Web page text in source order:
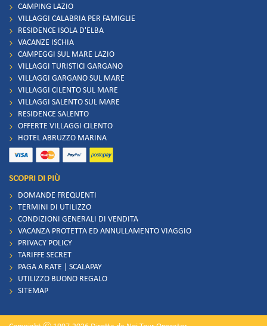
CAMPING LAZIO
VILLAGGI CALABRIA PER FAMIGLIE
RESIDENCE ISOLA D'ELBA
VACANZE ISCHIA
CAMPEGGI SUL MARE LAZIO
VILLAGGI TURISTICI GARGANO
VILLAGGI GARGANO SUL MARE
VILLAGGI CILENTO SUL MARE
VILLAGGI SALENTO SUL MARE
RESIDENCE SALENTO
OFFERTE VILLAGGI CILENTO
HOTEL ABRUZZO MARINA
SCOPRI DI PIÙ
DOMANDE FREQUENTI
TERMINI DI UTILIZZO
CONDIZIONI GENERALI DI VENDITA
VACANZA PROTETTA ED ANNULLAMENTO VIAGGIO
PRIVACY POLICY
TARIFFE SECRET
PAGA A RATE | SCALAPAY
UTILIZZO BUONO REGALO
SITEMAP